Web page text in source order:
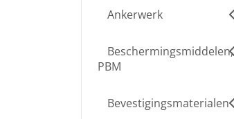
Ankerwerk
Beschermingsmiddelen,
PBM
Bevestigingsmaterialen